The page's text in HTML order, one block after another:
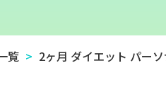
覧 > 2ヶ月 ダイエット パー